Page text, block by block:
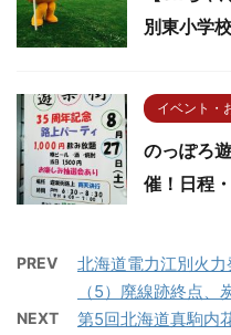
別東小学
イベント・
のっぽろ
催！日程
PREV
北海道電力江別火
（5）廃線跡終点、
NEXT
第5回北海道真駒内